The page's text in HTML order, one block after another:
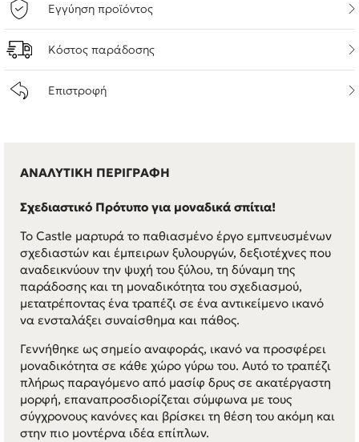
Εγγύηση προϊόντος
Κόστος παράδοσης
Επιστροφή
ΑΝΑΛΥΤΙΚΗ ΠΕΡΙΓΡΑΦΗ
Σχεδιαστικό Πρότυπο για μοναδικά σπίτια!
Το Castle μαρτυρά το παθιασμένο έργο εμπνευσμένων
σχεδιαστών και έμπειρων ξυλουργών, δεξιοτέχνες που
αναδεικνύουν την ψυχή του ξύλου, τη δύναμη της
παράδοσης και τη μοναδικότητα του σχεδιασμού,
μετατρέποντας ένα τραπέζι σε ένα αντικείμενο ικανό
να ενσταλάξει συναίσθημα και πάθος.
Γεννήθηκε ως σημείο αναφοράς, ικανό να προσφέρει
μοναδικότητα σε κάθε χώρο γύρω του. Αυτό το τραπέζι
πλήρως παραγόμενο από μασίφ δρυς σε ακατέργαστη
μορφή, επαναπροσδιορίζεται σύμφωνα με τους
σύγχρονους κανόνες και βρίσκει τη θέση του ακόμη και
στην πιο μοντέρνα ιδέα επίπλων.